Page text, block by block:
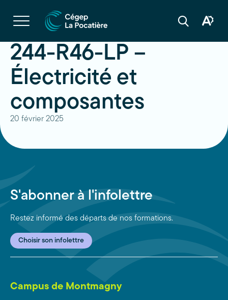
Ouvrir
la
navigation
site
Ouvrir
Ouvrir
244-R46-LP –
Électricité et
composantes
20 février 2025
S'abonner à l'infolettre
Restez informé des départs de nos formations.
Choisir son infolettre
Campus de Montmagny